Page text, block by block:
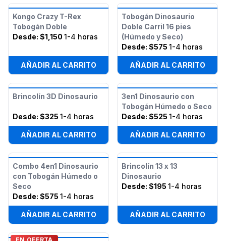
Kongo Crazy T-Rex
Tobogán Doble
Desde: $1,150 1-4 horas
AÑADIR AL CARRITO
Tobogán Dinosaurio
Doble Carril 16 pies
(Húmedo y Seco)
Desde: $575 1-4 horas
AÑADIR AL CARRITO
Brincolín 3D Dinosaurio
Desde: $325 1-4 horas
AÑADIR AL CARRITO
3en1 Dinosaurio con
Tobogán Húmedo o Seco
Desde: $525 1-4 horas
AÑADIR AL CARRITO
Combo 4en1 Dinosaurio
con Tobogán Húmedo o
Seco
Desde: $575 1-4 horas
AÑADIR AL CARRITO
Brincolín 13 x 13
Dinosaurio
Desde: $195 1-4 horas
AÑADIR AL CARRITO